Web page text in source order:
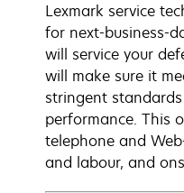
Lexmark service
for next-business-
will service your
will make sure it
stringent
performance. This
telephone and
and labour, and